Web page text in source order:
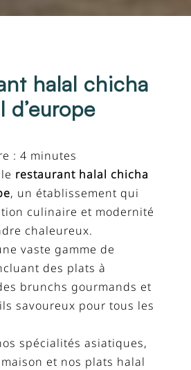
halal chicha
d’europe
: 4 minutes
restaurant halal chicha
, un établissement qui
culinaire et modernité
chaleureux.
vaste gamme de
des plats à
brunchs gourmands et
savoureux pour tous les
spécialités asiatiques,
et nos plats halal